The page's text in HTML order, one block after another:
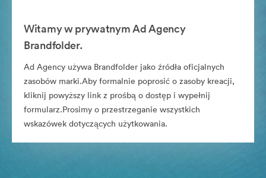
Witamy w prywatnym Ad Agency
Brandfolder.
Ad Agency używa Brandfolder jako źródła oficjalnych
zasobów marki.Aby formalnie poprosić o zasoby kreacji,
kliknij powyższy link z prośbą o dostęp i wypełnij
formularz.Prosimy o przestrzeganie wszystkich
wskazówek dotyczących użytkowania.